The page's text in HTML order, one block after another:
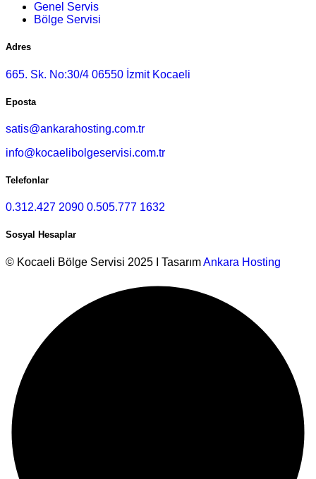
Genel Servis
Bölge Servisi
Adres
665. Sk. No:30/4 06550 İzmit Kocaeli
Eposta
satis@ankarahosting.com.tr
info@kocaelibolgeservisi.com.tr
Telefonlar
0.312.427 2090 0.505.777 1632
Sosyal Hesaplar
© Kocaeli Bölge Servisi 2025 I TasarımAnkara Hosting